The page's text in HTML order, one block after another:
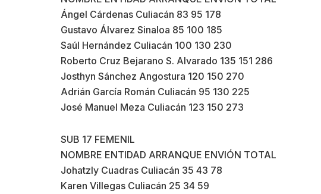
Ángel Cárdenas Culiacán 83 95 178
Gustavo Álvarez Sinaloa 85 100 185
Saúl Hernández Culiacán 100 130 230
Roberto Cruz Bejarano S. Alvarado 135 151 286
Josthyn Sánchez Angostura 120 150 270
Adrián García Román Culiacán 95 130 225
José Manuel Meza Culiacán 123 150 273
SUB 17 FEMENIL
NOMBRE ENTIDAD ARRANQUE ENVIÓN TOTAL
Johatzly Cuadras Culiacán 35 43 78
Karen Villegas Culiacán 25 34 59